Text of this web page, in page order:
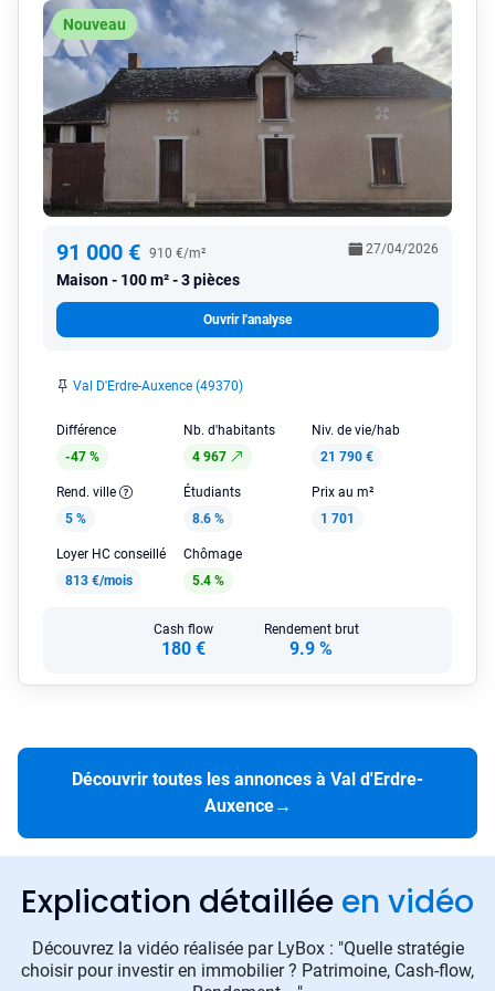
Nouveau
91 000 € 910 €/m²
Maison 100 m² - 3 pièces
27/04/2026
Ouvrir l'analyse
Val D'Erdre-Auxence (49370)
Différence
-47 %
Nb. d'habitants
4 967
Niv. de vie/hab
21 790 €
Rend. ville
5 %
Étudiants
8.6 %
Prix au m²
1 701
Loyer HC conseillé
813 €/mois
Chômage
5.4 %
Cash flow
180 €
Rendement brut
9.9 %
Découvrir toutes les annonces à Val d'Erdre-
Auxence→
Explication détaillée en vidéo
Découvrez la vidéo réalisée par LyBox : "Quelle stratégie
choisir pour investir en immobilier ? Patrimoine, Cash-flow,